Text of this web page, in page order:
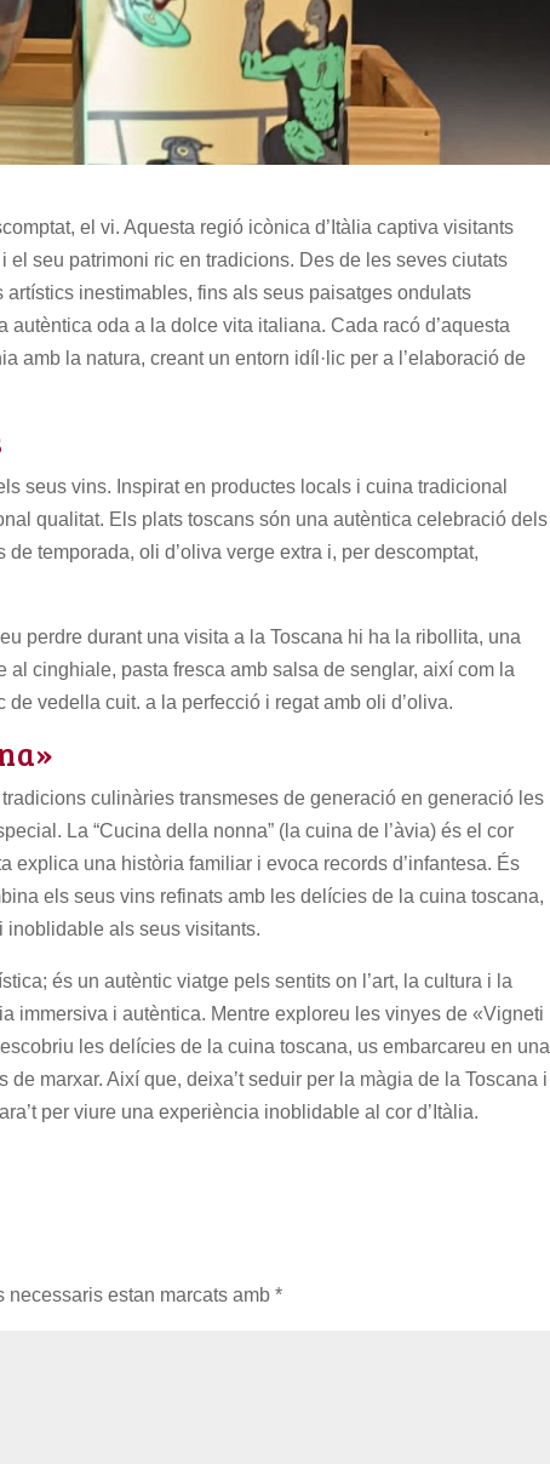
el vi. Aquesta regió icònica d’Itàlia captiva visitants
el seu patrimoni ric en tradicions. Des de les seves ciutats
inestimables, fins als seus paisatges ondulats
oda a la dolce vita italiana. Cada racó d’aquesta
amb la natura, creant un entorn idíl·lic per a l’elaboració de
seus vins. Inspirat en productes locals i cuina tradicional
qualitat. Els plats toscans són una autèntica celebració dels
temporada, oli d’oliva verge extra i, per descomptat,
perdre durant una visita a la Toscana hi ha la ribollita, una
cinghiale, pasta fresca amb salsa de senglar, així com la
vedella cuit. a la perfecció i regat amb oli d’oliva.
culinàries transmeses de generació en generació les
La “Cucina della nonna” (la cuina de l’àvia) és el cor
explica una història familiar i evoca records d’infantesa. És
els seus vins refinats amb les delícies de la cuina toscana,
als seus visitants.
és un autèntic viatge pels sentits on l’art, la cultura i la
immersiva i autèntica. Mentre exploreu les vinyes de «Vigneti
les delícies de la cuina toscana, us embarcareu en una
marxar. Així que, deixa’t seduir per la màgia de la Toscana i
per viure una experiència inoblidable al cor d’Itàlia.
necessaris estan marcats amb*